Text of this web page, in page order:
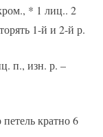
* 1 лиц.. 2
1-й и 2-й р.
п., изн. р. –
кратно 6